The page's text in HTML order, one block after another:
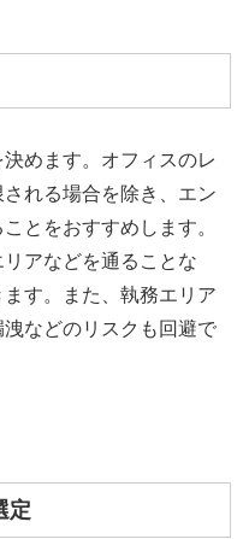
めます。オフィスのレ
れる場合を除き、エン
とをおすすめします。
アなどを通ることな
す。また、執務エリア
などのリスクも回避で
定